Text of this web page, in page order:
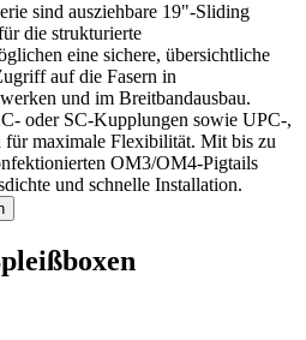
sind ausziehbare 19"-Sliding
die strukturierte
eine sichere, übersichtliche
auf die Fasern in
und im Breitbandausbau.
oder SC-Kupplungen sowie UPC-,
maximale Flexibilität. Mit bis zu
OM3/OM4-Pigtails
und schnelle Installation.